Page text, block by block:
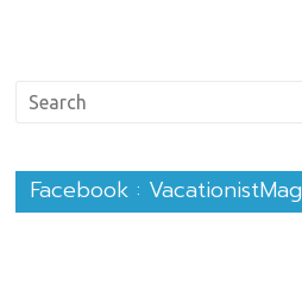
Facebook : VacationistMag